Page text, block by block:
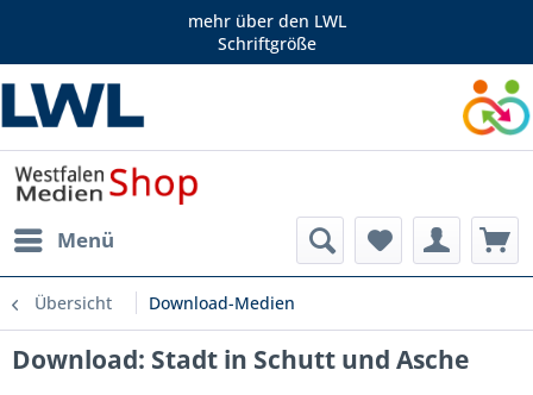
mehr über den LWL
Schriftgröße
Menü
Übersicht Download-Medien
Download: Stadt in Schutt und Asche